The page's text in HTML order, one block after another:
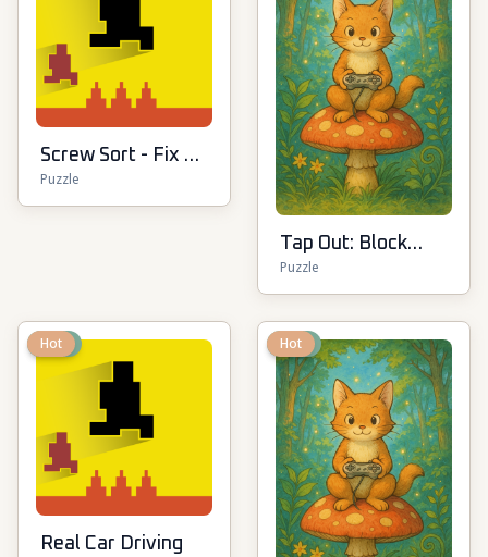
Screw Sort - Fix &
Match Puzzle
Puzzle
Tap Out: Block
Escape
Puzzle
New
Hot
Real Car Driving
New
Hot